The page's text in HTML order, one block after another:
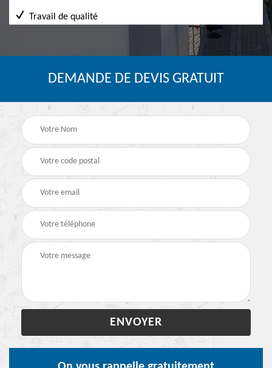
Travail de qualité
DEMANDE DE DEVIS GRATUIT